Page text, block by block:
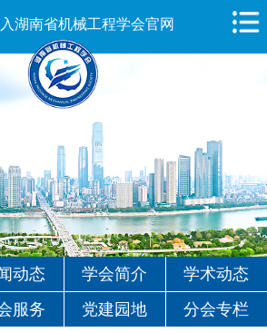
湖南省机械工程学会官网
动态 学会简介
学术动态
服务 党建园地 分会专栏